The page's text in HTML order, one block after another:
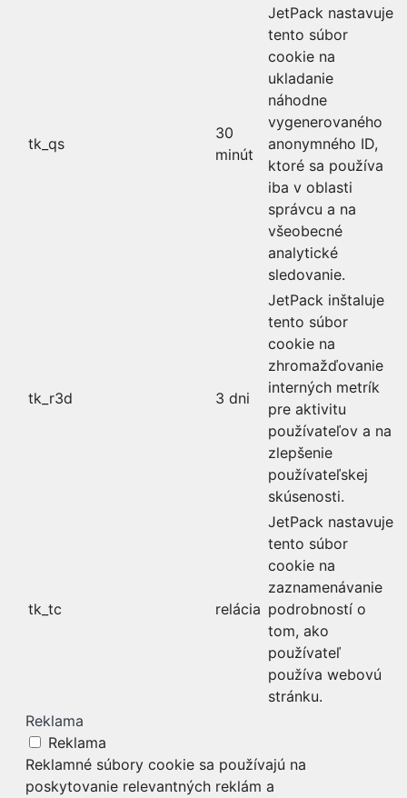
tk_qs
30
minút
JetPack nastavuje
tento súbor
cookie na
ukladanie
náhodne
vygenerovaného
anonymného ID,
ktoré sa používa
iba v oblasti
správcu a na
všeobecné
analytické
sledovanie.
tk_r3d 3 dni
JetPack inštaluje
tento súbor
cookie na
zhromažďovanie
interných metrík
pre aktivitu
používateľov a na
zlepšenie
používateľskej
skúsenosti.
tk_tc relácia
JetPack nastavuje
tento súbor
cookie na
zaznamenávanie
podrobností o
tom, ako
používateľ
používa webovú
stránku.
Reklama
Reklama
Reklamné súbory cookie sa používajú na
poskytovanie relevantných reklám a